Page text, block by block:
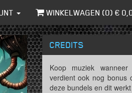
WINKELWAGEN (0) €
CREDITS
Koop muziek
verdient ook nog bonus
deze bundels en dit